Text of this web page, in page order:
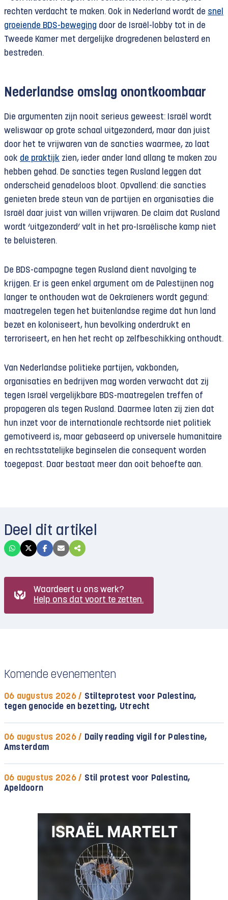
rechten verdacht te maken. Ook in Nederland wordt de snel
groeiende BDS-beweging door de Israël-lobby tot in de
Tweede Kamer met dergelijke drogredenen belasterd en
bestreden.
Nederlandse omslag onontkoombaar
Die argumenten zijn nooit serieus geweest: Israël wordt
weliswaar op grote schaal uitgezonderd, maar dan juist
door het te vrijwaren van de sancties waarmee, zo laat
ook de praktijk zien, ieder ander land allang te maken zou
hebben gehad. De sancties tegen Rusland leggen dat
onderscheid genadeloos bloot. Opvallend: die sancties
genieten brede steun van de partijen en organisaties die
Israël daar juist van willen vrijwaren. De claim dat Rusland
wordt ‘uitgezonderd’ valt in het pro-Israëlische kamp niet
te beluisteren.
De BDS-campagne tegen Rusland dient navolging te
krijgen. Er is geen enkel argument om de Palestijnen nog
langer te onthouden wat de Oekraïeners wordt gegund:
maatregelen tegen het buitenlandse regime dat hun land
bezet en koloniseert, hun bevolking onderdrukt en
terroriseert, en hen het recht op zelfbeschikking onthoudt.
Van Nederlandse politieke partijen, vakbonden,
organisaties en bedrijven mag worden verwacht dat zij
tegen Israël vergelijkbare BDS-maatregelen treffen of
propageren als tegen Rusland. Daarmee laten zij zien dat
hun inzet voor de internationale rechtsorde niet politiek
gemotiveerd is, maar gebaseerd op universele humanitaire
en rechtsstate­lijke beginselen die consequent worden
toegepast. Daar bestaat meer dan ooit behoefte aan.
Deel dit artikel
Waardeert u ons werk?
Help ons dat voort te zetten.
Komende evenementen
06 augustus 2026 / Stilteprotest voor Palestina,
tegen genocide en bezetting, Utrecht
06 augustus 2026 / Daily reading vigil for Palestine,
Amsterdam
06 augustus 2026 / Stil protest voor Palestina,
Apeldoorn